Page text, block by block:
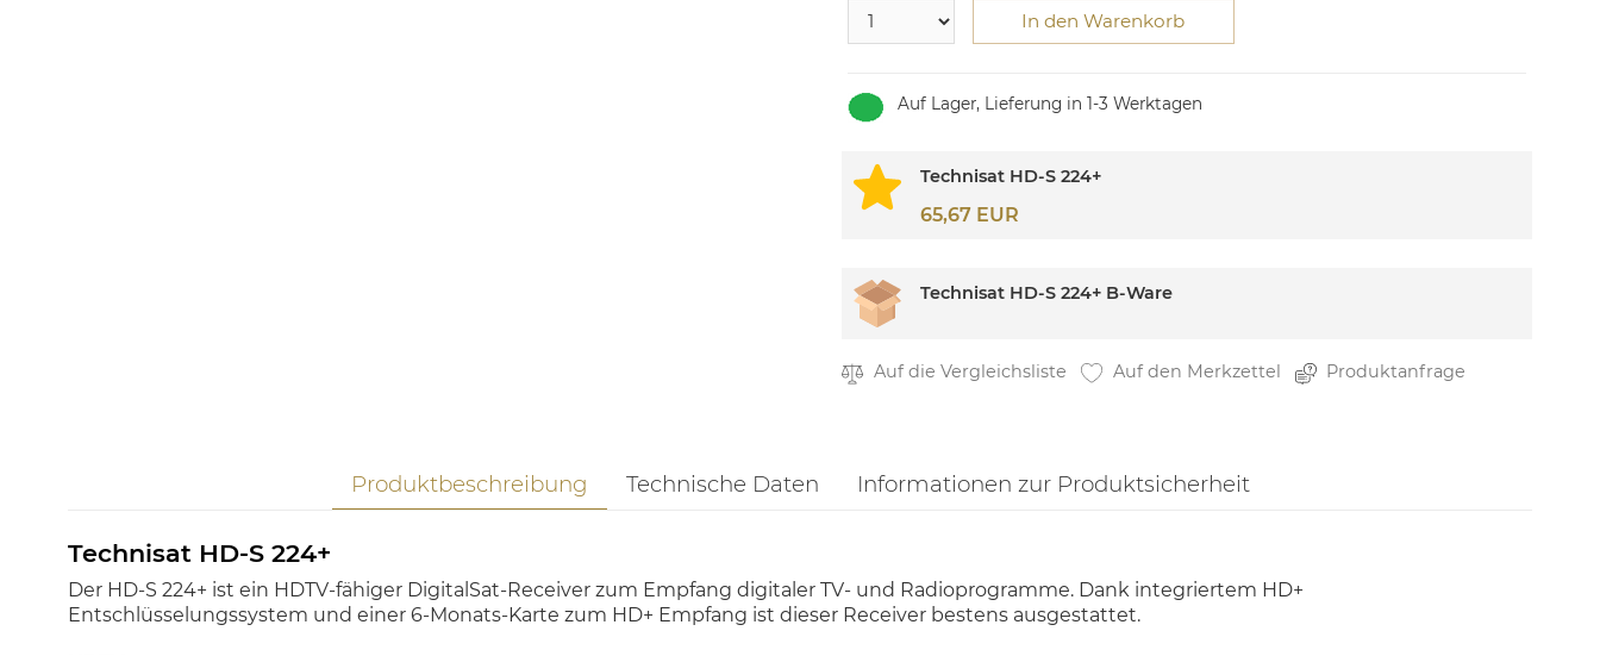
Auf Lager, Lieferung in 1-3 Werktagen
In den Warenkorb
Technisat HD-S 224+
65,67 EUR
Technisat HD-S 224+ B-Ware
Auf die Vergleichsliste Auf den Merkzettel Produktanfrage
Produktbeschreibung Technische Daten Informationen zur Produktsicherheit
Technisat HD-S 224+
Der HD-S 224+ ist ein HDTV-fähiger DigitalSat-Receiver zum Empfang digitaler TV- und Radioprogramme. Dank integriertem HD+
Entschlüsselungssystem und einer 6-Monats-Karte zum HD+ Empfang ist dieser Receiver bestens ausgestattet.